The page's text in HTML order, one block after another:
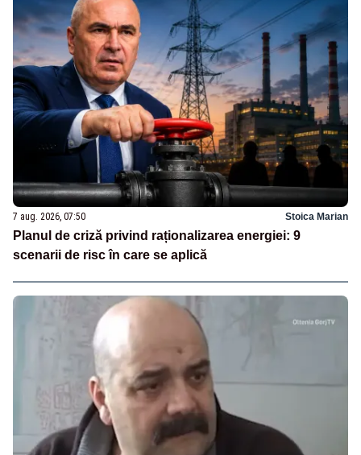
7 aug. 2026, 07:50 Stoica Marian
Planul de criză privind raționalizarea energiei: 9
scenarii de risc în care se aplică